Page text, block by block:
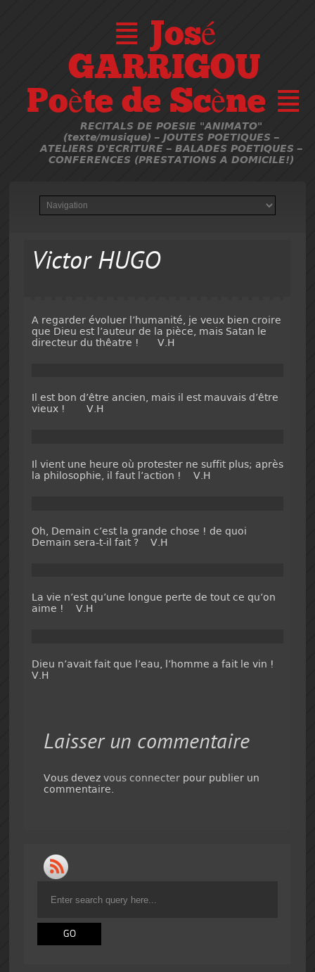
≣ José
GARRIGOU
Poète de Scène ≣
RECITALS DE POESIE "ANIMATO"
(texte/musique) – JOUTES POETIQUES –
ATELIERS D'ECRITURE – BALADES POETIQUES –
CONFERENCES (PRESTATIONS A DOMICILE!)
Victor HUGO
A regarder évoluer l’humanité, je veux bien croire
que Dieu est l’auteur de la pièce, mais Satan le
directeur du thêatre ! V.H
Il est bon d’être ancien, mais il est mauvais d’être
vieux ! V.H
Il vient une heure où protester ne suffit plus; après
la philosophie, il faut l’action ! V.H
Oh, Demain c’est la grande chose ! de quoi
Demain sera-t-il fait ? V.H
La vie n’est qu’une longue perte de tout ce qu’on
aime ! V.H
Dieu n’avait fait que l’eau, l’homme a fait le vin !
V.H
Laisser un commentaire
Vous devez vous connecterpour publier un
commentaire.